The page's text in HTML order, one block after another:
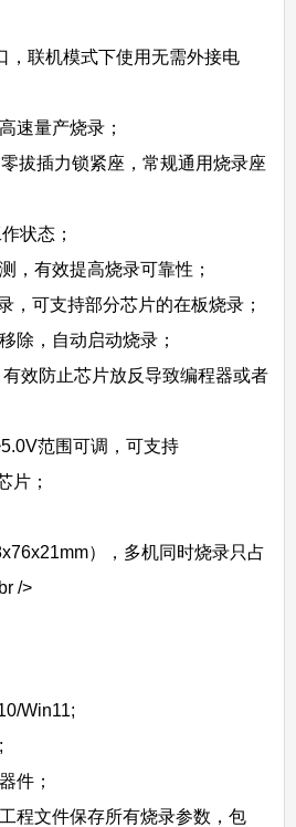
，联机模式下使用无需外接电
速量产烧录；
拔插力锁紧座，常规通用烧录座
状态；
，有效提高烧录可靠性；
，可支持部分芯片的在板烧录；
除，自动启动烧录；
效防止芯片放反导致编程器或者
范围可调，可支持
片；
），多机同时烧录只占
/>
Win11;
件；
程文件保存所有烧录参数，包